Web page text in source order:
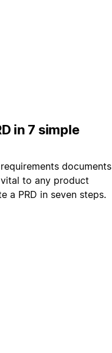
in 7 simple
documents
vital to any product
a PRD in seven steps.